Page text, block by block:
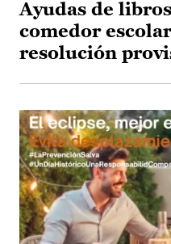
Ayudas de
comedor
resolución